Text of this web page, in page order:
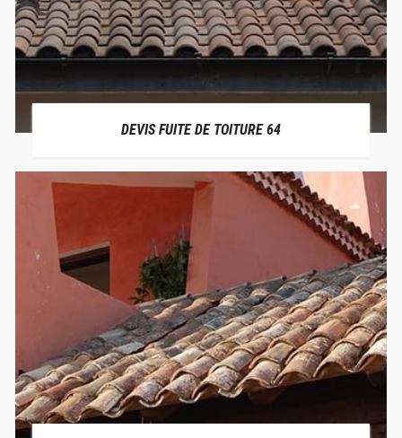
DEVIS FUITE DE TOITURE 64